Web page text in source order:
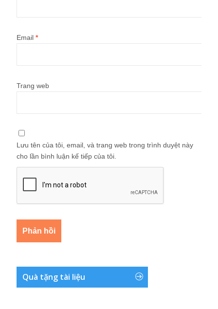
Email *
Trang web
Lưu tên của tôi, email, và trang web trong trình duyệt này
cho lần bình luận kế tiếp của tôi.
Quà tặng tài liệu